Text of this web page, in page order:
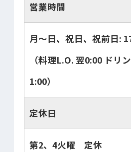
営業時間
月～日、祝日、祝前日:
（料理L.O. 翌0:00 ドリ
1:00）
定休日
第2、4火曜 定休